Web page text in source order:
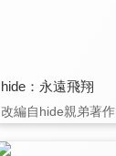
hide：永遠飛翔
改編自hide親弟著作